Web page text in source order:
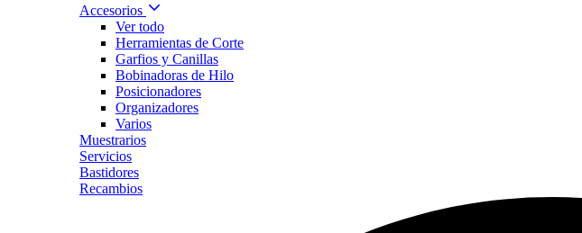
Accesorios
Ver todo
Herramientas de Corte
Garfios y Canillas
Bobinadoras de Hilo
Posicionadores
Organizadores
Varios
Muestrarios
Servicios
Bastidores
Recambios